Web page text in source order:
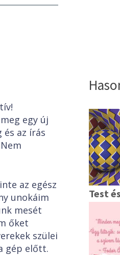
egy új
az írás
az egész
unokáim
mesét
őket
szülei
gép előtt.
Test